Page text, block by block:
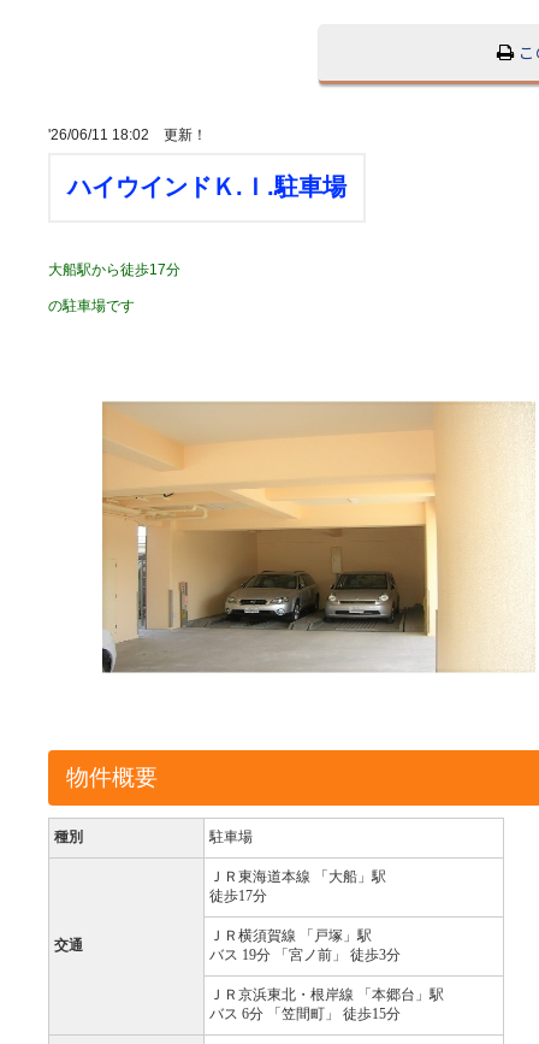
'26/06/11 18:02 更新！
ハイウインドＫ.Ｉ.駐車場
大船駅から徒歩17分
の駐車場です
物件概要
種別 駐車場
交通
ＪＲ東海道本線 「大船」駅
徒歩17分
ＪＲ横須賀線 「戸塚」駅
バス 19分 「宮ノ前」 徒歩3分
ＪＲ京浜東北・根岸線 「本郷台」駅
バス 6分 「笠間町」 徒歩15分